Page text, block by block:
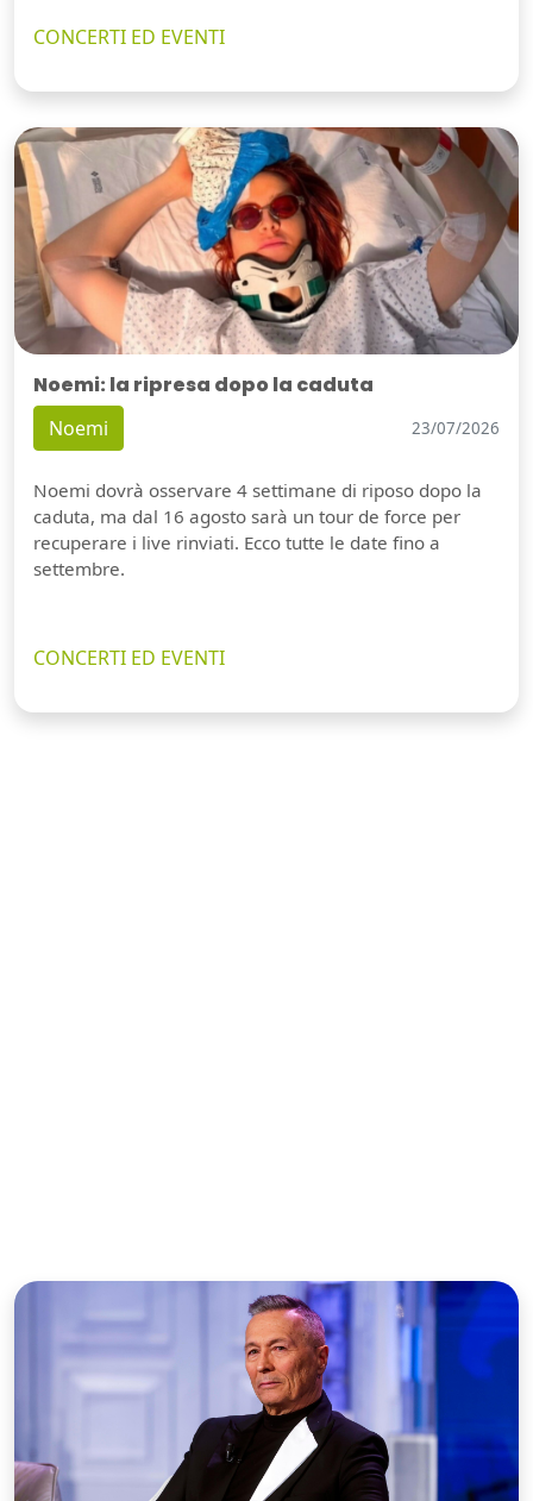
CONCERTI ED EVENTI
Noemi: la ripresa dopo la caduta
Noemi 23/07/2026
Noemi dovrà osservare 4 settimane di riposo dopo la
caduta, ma dal 16 agosto sarà un tour de force per
recuperare i live rinviati. Ecco tutte le date fino a
settembre.
CONCERTI ED EVENTI